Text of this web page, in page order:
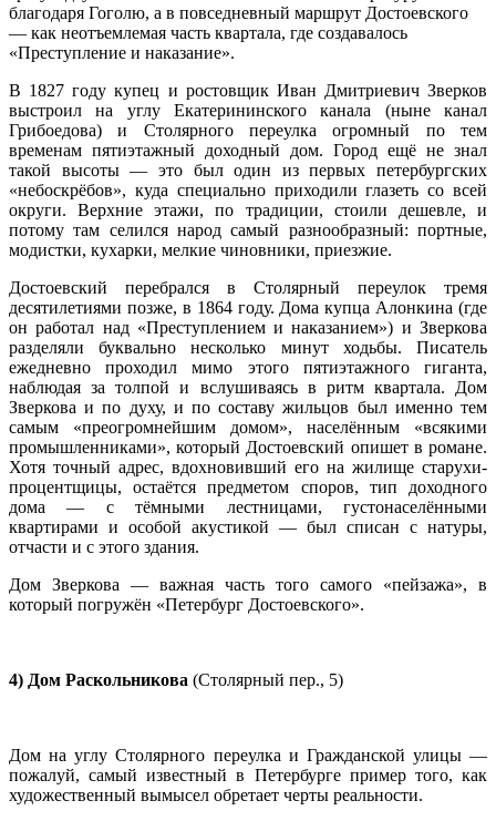
благодаря Гоголю, а в повседневный маршрут Достоевского
— как неотъемлемая часть квартала, где создавалось
«Преступление и наказание».
В 1827 году купец и ростовщик Иван Дмитриевич Зверков
выстроил на углу Екатерининского канала (ныне канал
Грибоедова) и Столярного переулка огромный по тем
временам пятиэтажный доходный дом. Город ещё не знал
такой высоты — это был один из первых петербургских
«небоскрёбов», куда специально приходили глазеть со всей
округи. Верхние этажи, по традиции, стоили дешевле, и
потому там селился народ самый разнообразный: портные,
модистки, кухарки, мелкие чиновники, приезжие.
Достоевский перебрался в Столярный переулок тремя
десятилетиями позже, в 1864 году. Дома купца Алонкина (где
он работал над «Преступлением и наказанием») и Зверкова
разделяли буквально несколько минут ходьбы. Писатель
ежедневно проходил мимо этого пятиэтажного гиганта,
наблюдая за толпой и вслушиваясь в ритм квартала. Дом
Зверкова и по духу, и по составу жильцов был именно тем
самым «преогромнейшим домом», населённым «всякими
промышленниками», который Достоевский опишет в романе.
Хотя точный адрес, вдохновивший его на жилище старухи-
процентщицы, остаётся предметом споров, тип доходного
дома — с тёмными лестницами, густонаселёнными
квартирами и особой акустикой — был списан с натуры,
отчасти и с этого здания.
Дом Зверкова — важная часть того самого «пейзажа», в
который погружён «Петербург Достоевского».
4) Дом Раскольникова (Столярный пер., 5)
Дом на углу Столярного переулка и Гражданской улицы —
пожалуй, самый известный в Петербурге пример того, как
художественный вымысел обретает черты реальности.